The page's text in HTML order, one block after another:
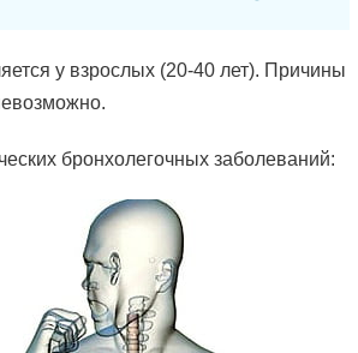
у взрослых (20-40 лет). Причины
бронхолегочных заболеваний: